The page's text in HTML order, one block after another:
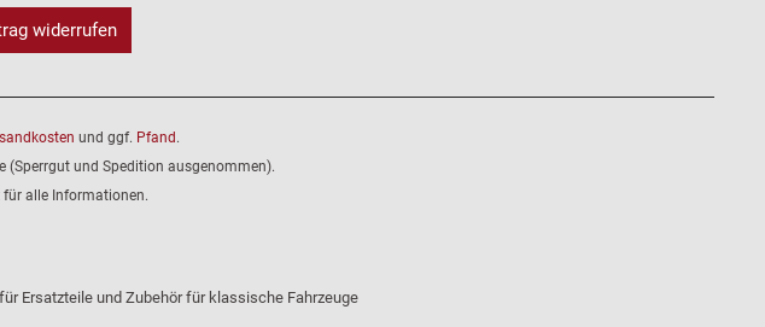
widerrufen
und ggf. Pfand .
(Sperrgut und Spedition ausgenommen).
für alle Informationen.
Ersatzteile und Zubehör für klassische Fahrzeuge